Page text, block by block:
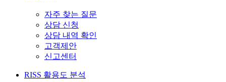
자주 찾는 질문
상담 신청
상담 내역 확인
고객제안
신고센터
RISS 활용도 분석